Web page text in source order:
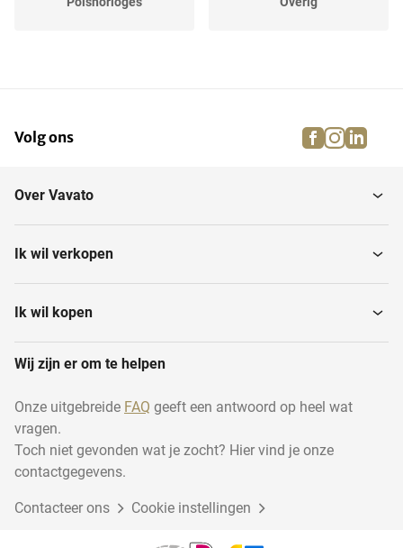
Houtsnijwerk Japans porselein
Volg ons facebook
Over Vavato
Ik wil verkopen
Ik wil kopen
Wij zijn er om te helpen
Onze uitgebreide FAQ geeft een antwoord op heel wat
vragen.
Toch niet gevonden wat je zocht? Hier vind je onze
contactgegevens.
Contacteer ons Cookie instellingen